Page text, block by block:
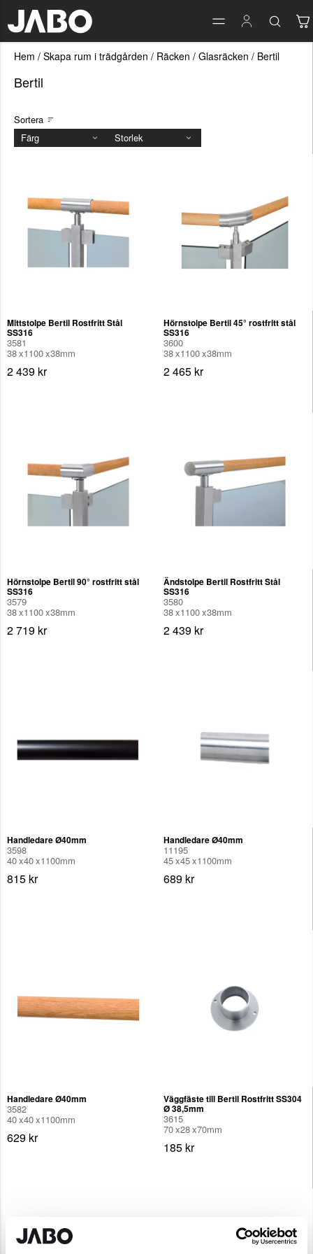
Hem / Skapa rum i trädgården / Räcken / Glasräcken / Bertil
Bertil
Färg Storlek
Sortera
Mittstolpe Bertil Rostfritt Stål
SS316
3581
38 1100 38mm
2 439 kr
Hörnstolpe Bertil 45° rostfritt stål
SS316
3600
38 1100 38mm
2 465 kr
Hörnstolpe Bertil 90° rostfritt stål
SS316
3579
38 1100 38mm
2 719 kr
Ändstolpe Bertil Rostfritt Stål
SS316
3580
38 1100 38mm
2 439 kr
Handledare Ø40mm
3598
40 40 1100mm
815 kr
Handledare Ø40mm
11195
45 45 1100mm
689 kr
Handledare Ø40mm
3582
40 40 1100mm
629 kr
Väggfäste till Bertil Rostfritt SS304
Ø 38,5mm
3615
70 28 70mm
185 kr